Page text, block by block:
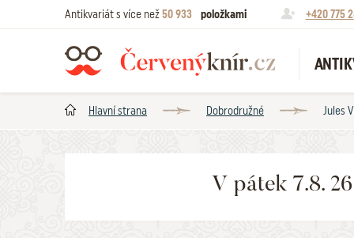
Antikvariát s více než50 933 položkami +420 775
Hlavní strana Dobrodružné Jules
V pátek 7.8.